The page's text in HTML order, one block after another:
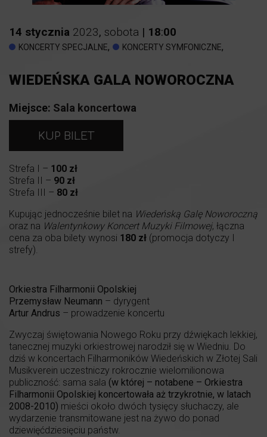
14 stycznia 2023, sobota | 18:00
KONCERTY SPECJALNE, KONCERTY SYMFONICZNE,
WIEDEŃSKA GALA NOWOROCZNA
Miejsce: Sala koncertowa
KUP BILET
Strefa I – 100 zł
Strefa II – 90 zł
Strefa III – 80 zł
Kupując jednocześnie bilet na Wiedeńską Galę Noworoczną
oraz na Walentynkowy Koncert Muzyki Filmowej, łączna
cena za oba bilety wynosi 180 zł (promocja dotyczy I
strefy).
Orkiestra Filharmonii Opolskiej
Przemysław Neumann – dyrygent
Artur Andrus – prowadzenie koncertu
Zwyczaj świętowania Nowego Roku przy dźwiękach lekkiej,
tanecznej muzyki orkiestrowej narodził się w Wiedniu. Do
dziś w koncertach Filharmoników Wiedeńskich w Złotej Sali
Musikverein uczestniczy rokrocznie wielomilionowa
publiczność: sama sala (w której – notabene – Orkiestra
Filharmonii Opolskiej koncertowała aż trzykrotnie, w latach
2008-2010) mieści około dwóch tysięcy słuchaczy, ale
wydarzenie transmitowane jest na żywo do ponad
dziewięćdziesięciu państw.